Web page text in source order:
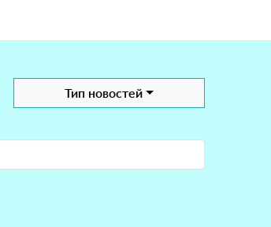
Тип новостей